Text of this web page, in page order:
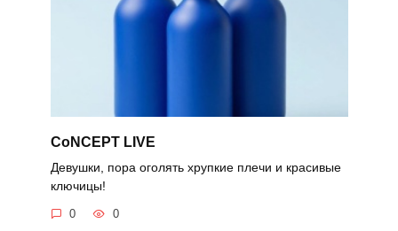
CoNCEPT LIVE
Девушки, пора оголять хрупкие плечи и красивые
ключицы!
0 0